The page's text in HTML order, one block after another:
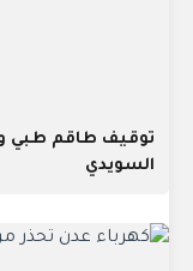
توقيف طاقم طبي
السويدي